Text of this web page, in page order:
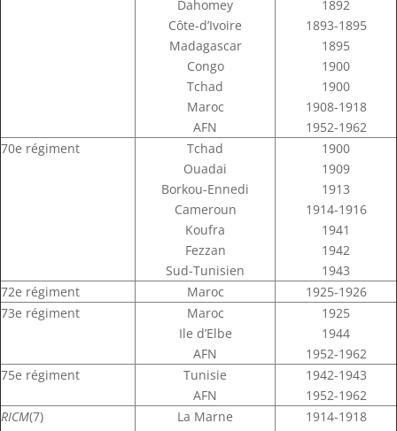
Dahomey
Côte-d’Ivoire
Madagascar
Congo
Tchad
Maroc
AFN
1892
1893-1895
1895
1900
1900
1908-1918
1952-1962
70e régiment
Tchad
Ouadai
Borkou-Ennedi
Cameroun
Koufra
Fezzan
Sud-Tunisien
1900
1909
1913
1914-1916
1941
1942
1943
72e régiment
Maroc
1925-1926
73e régiment
Maroc
Ile d’Elbe
AFN
1925
1944
1952-1962
75e régiment
Tunisie
AFN
1942-1943
1952-1962
RICM(7)
La Marne
1914-1918